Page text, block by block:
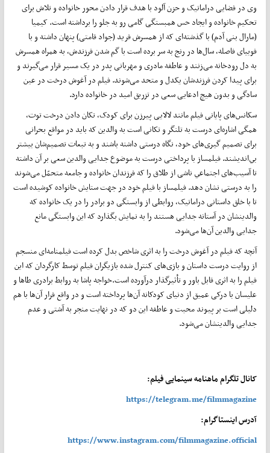
وی در فضایی دراماتیک و حزن آلود با هدف قرار دادن محور خانواده و تلاش برای
تحکیم خانواده و ایجاد حس همبستگی گامی رو به جلو را برداشته است. کیمیا
(مارال بنی آدم) با گذشته‌ای که از همسرش فرید (جواد قامتی) پنهان داشته و با
فوبیای فاصله، سال‌ها در رنج به سر برده است با گم شدن فرزندش، به همراه همسرش
به دل رودخانه می‌زنند و عاطفه مادری و مهربانی پدر در یک مسیر قرار می‌گیرند و
برای پیدا کردن فرزندشان یکدل و متحد می‌شوند. فیلم در آغوش درخت در عین
سادگی و بدون هیچ ادعایی سعی در تزریق امید در خانواده دارد.
سکانس‌های پایانی فیلم مانند لالایی پیرزن برای کودک، تکان دادن درخت توت،
همگی اشاره‌ای درست به تلنگر و تکانی است به والدین که باید در مواقع بحرانی
برای تصمیم گیری‌های خود، نگاه درستی داشته باشند و به تبعات تصمیم‌شان بیشتر
بي‌انديشند. فیلمساز با پرداختی درست به موضوع جدایی والدین سعی بر آن داشته
تا آسیب‌های اجتماعي ناشی از طلاق را که فرزندان خانواده و جامعه متحمّل می‌شوند
را به درستی نشان دهد. فیلمساز با فیلم خود در جهت ستایش خانواده کوشیده است
تا با خلق داستانی دراماتیک، روابطی از وابستگی دو برادر را در یک خانواده که
والدینشان در آستانه جدایی هستند را به نمایش بگذارد که این وابستگی مانع
جدایی والدین آن‌ها می‌شود.
آنچه که فیلم در آغوش درخت را به اثری شاخص بدل کرده است فیلمنامه‌ای منسجم
از روایت درست داستان و بازی‌های کنترل شده بازیگران فیلم توسط کارگردان که این
فیلم را به اثری قابل باور و تأثیرگذار درآورده است.خواجه پاشا به روابط برادری طاها و
علیسان با درکی عمیق از دنیای کودکانه آن‌ها پرداخته است و در واقع فرار آن‌ها با هم
دلیلی است بر پیوند محبت و عاطفه این دو که در نهایت منجر به آشتی و عدم
جدایی والدینشان می‌شود.
کانال تلگرام ماهنامه سینمایی فیلم:
https://telegram.me/filmmagazine
آدرس اینستاگرام:
https://www.instagram.com/filmmagazine.official